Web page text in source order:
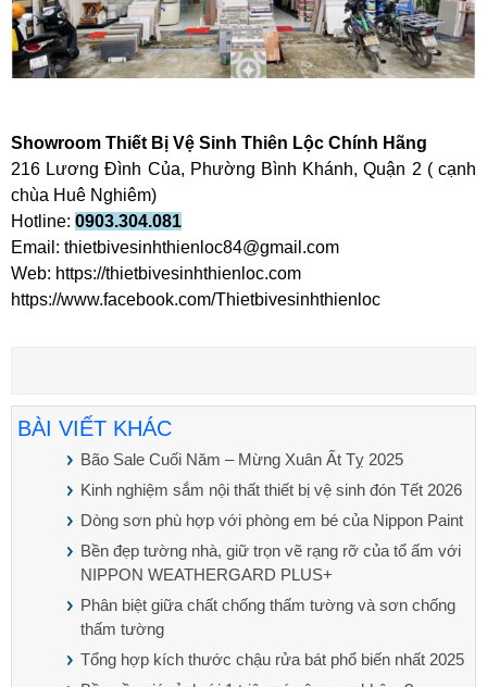
Showroom Thiết Bị Vệ Sinh Thiên Lộc Chính Hãng
216 Lương Đình Của, Phường Bình Khánh, Quận 2 ( cạnh
chùa Huê Nghiêm)
Hotline: 0903.304.081
Email: thietbivesinhthienloc84@gmail.com
Web: https://thietbivesinhthienloc.com
https://www.facebook.com/Thietbivesinhthienloc
BÀI VIẾT KHÁC
Bão Sale Cuối Năm – Mừng Xuân Ất Tỵ 2025
Kinh nghiệm sắm nội thất thiết bị vệ sinh đón Tết 2026
Dòng sơn phù hợp với phòng em bé của Nippon Paint
Bền đẹp tường nhà, giữ trọn vẽ rạng rỡ của tổ ấm với
NIPPON WEATHERGARD PLUS+
Phân biệt giữa chất chống thấm tường và sơn chống
thấm tường
Tổng hợp kích thước chậu rửa bát phổ biến nhất 2025